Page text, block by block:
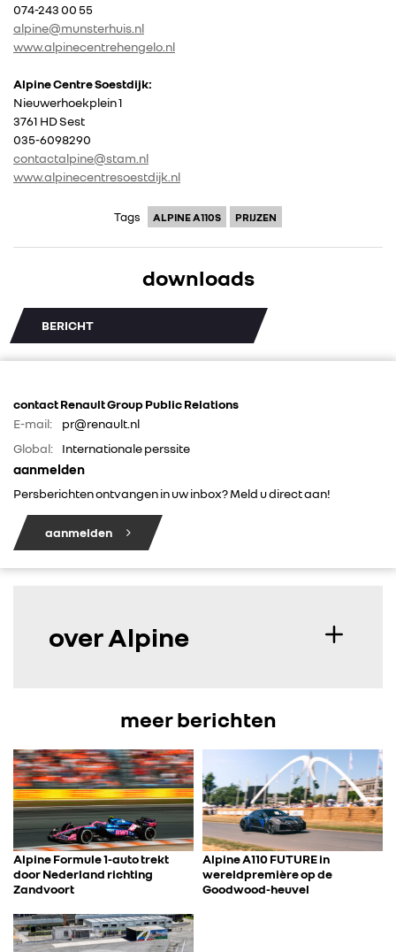
IN DE MEDIA
CONTACT
074-243 00 55
alpine@munsterhuis.nl
www.alpinecentrehengelo.nl
Alpine Centre Soestdijk:
Nieuwerhoekplein 1
3761 HD Sest
035-6098290
contactalpine@stam.nl
www.alpinecentresoestdijk.nl
Tags ALPINE A110S PRIJZEN
downloads
BERICHT
contact Renault Group Public Relations
E-mail:
pr@renault.nl
Global:
Internationale perssite
aanmelden
Persberichten ontvangen in uw inbox? Meld u direct aan!
aanmelden
over Alpine
meer berichten
Alpine Formule 1-auto trekt
door Nederland richting
Zandvoort
Alpine A110 FUTURE in
wereldpremière op de
Goodwood-heuvel